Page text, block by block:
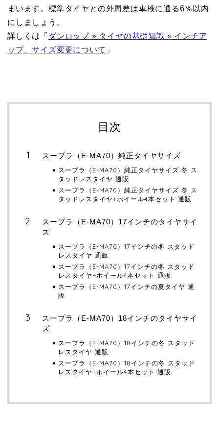
まいます。標準タイヤとの外周差は車検に通る6％以内
にしましょう。
詳しくは「 ダンロップ » タイヤの基礎知識 » インチア
ップ、サイズ変更について 」
目次
スープラ（E-MA70）純正タイヤサイズ
スープラ（E-MA70）純正タイヤサイズ 冬 ス
タッドレスタイヤ 通販
スープラ（E-MA70）純正タイヤサイズ 冬 ス
タッドレスタイヤ+ホイール4本セット 通販
スープラ（E-MA70）17インチのタイヤサイ
ズ
スープラ（E-MA70）17インチの冬 スタッド
レスタイヤ 通販
スープラ（E-MA70）17インチの冬 スタッド
レスタイヤ+ホイール4本セット 通販
スープラ（E-MA70）17インチの夏タイヤ 通
販
スープラ（E-MA70）18インチのタイヤサイ
ズ
スープラ（E-MA70）18インチの冬 スタッド
レスタイヤ 通販
スープラ（E-MA70）18インチの冬 スタッド
レスタイヤ+ホイール4本セット 通販